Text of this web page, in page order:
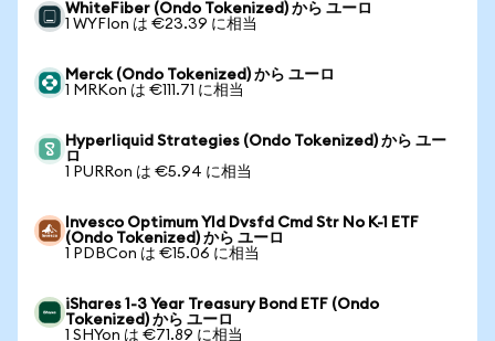
WhiteFiber (Ondo Tokenized) から ユーロ
1 WYFIon は €23.39 に相当
Merck (Ondo Tokenized) から ユーロ
1 MRKon は €111.71 に相当
Hyperliquid Strategies (Ondo Tokenized) から ユー
ロ
1 PURRon は €5.94 に相当
Invesco Optimum Yld Dvsfd Cmd Str No K-1 ETF
(Ondo Tokenized) から ユーロ
1 PDBCon は €15.06 に相当
iShares 1-3 Year Treasury Bond ETF (Ondo
Tokenized) から ユーロ
1 SHYon は €71.89 に相当